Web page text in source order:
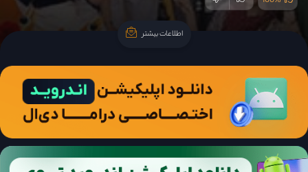
اطلاعات بیشتر